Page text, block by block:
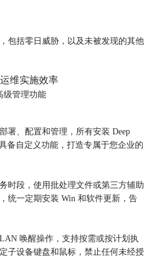
包括零日威胁，以及未被发现的其他
维实施效率
级管理功能
署、配置和管理，所有安装 Deep
备自定义功能，打造专属于您企业的
时段，使用批处理文件或第三方辅助
统一定期安装 Win 和软件更新，告
唤醒操作，支持按需或按计划执
子设备键盘和鼠标，禁止任何未经授